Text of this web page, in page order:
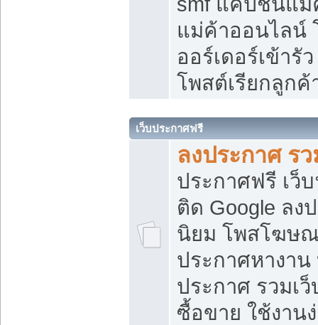
แม่ค้าออนไลน์
ออร์เดอร์เข้ารั
โพสต์เรียกลูกค้
เว็บประกาศฟรี
ลงประกาศ ร
ประกาศฟรี เว็
ติด Google ลง
นิยม โพสโฆษ
ประกาศหางาน
ประกาศ รวมเ
ซื้อขาย ใช้งาน